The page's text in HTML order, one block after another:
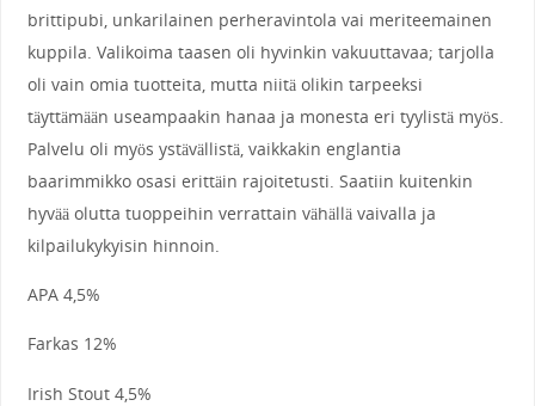
brittipubi, unkarilainen perheravintola vai meriteemainen
kuppila. Valikoima taasen oli hyvinkin vakuuttavaa; tarjolla
oli vain omia tuotteita, mutta niitä olikin tarpeeksi
täyttämään useampaakin hanaa ja monesta eri tyylistä myös.
Palvelu oli myös ystävällistä, vaikkakin englantia
baarimmikko osasi erittäin rajoitetusti. Saatiin kuitenkin
hyvää olutta tuoppeihin verrattain vähällä vaivalla ja
kilpailukykyisin hinnoin.
APA 4,5%
Farkas 12%
Irish Stout 4,5%